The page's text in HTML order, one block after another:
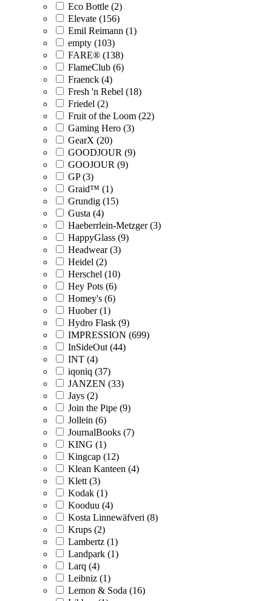
Eco Bottle (2)
Elevate (156)
Emil Reimann (1)
empty (103)
FARE® (138)
FlameClub (6)
Fraenck (4)
Fresh 'n Rebel (18)
Friedel (2)
Fruit of the Loom (22)
Gaming Hero (3)
GearX (20)
GOODJOUR (9)
GOOJOUR (9)
GP (3)
Graid™ (1)
Grundig (15)
Gusta (4)
Haeberrlein-Metzger (3)
HappyGlass (9)
Headwear (3)
Heidel (2)
Herschel (10)
Hey Pots (6)
Homey's (6)
Huober (1)
Hydro Flask (9)
IMPRESSION (699)
InSideOut (44)
INT (4)
iqoniq (37)
JANZEN (33)
Jays (2)
Join the Pipe (9)
Jollein (6)
JournalBooks (7)
KING (1)
Kingcap (12)
Klean Kanteen (4)
Klett (3)
Kodak (1)
Kooduu (4)
Kosta Linnewäfveri (8)
Krups (2)
Lambertz (1)
Landpark (1)
Larq (4)
Leibniz (1)
Lemon & Soda (16)